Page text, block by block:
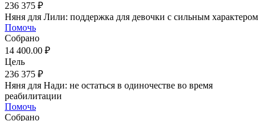
236 375 ₽
Няня для Лили: поддержка для девочки с сильным характером
Помочь
Собрано
14 400.00 ₽
Цель
236 375 ₽
Няня для Нади: не остаться в одиночестве во время
реабилитации
Помочь
Собрано